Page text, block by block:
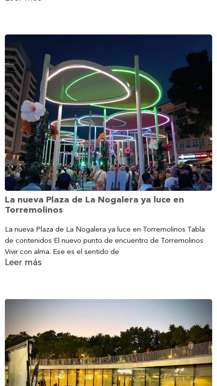
La nueva Plaza de La Nogalera ya luce en
Torremolinos
La nueva Plaza de La Nogalera ya luce en Torremolinos Tabla
de contenidos El nuevo punto de encuentro de Torremolinos
Vivir con alma. Ese es el sentido de
Leer más